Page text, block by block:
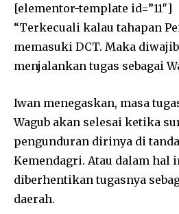
[elementor-template id=”11″]
“Terkecuali kalau tahapan
memasuki DCT. Maka
menjalankan tugas sebagai
Iwan menegaskan, masa
Wagub akan selesai ketika
pengunduran dirinya di
Kemendagri. Atau dalam hal
diberhentikan tugasnya
daerah.